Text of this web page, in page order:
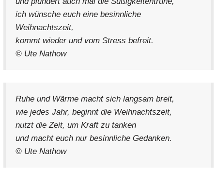
ich wünsche euch eine besinnliche
Weihnachtszeit,
kommt wieder und vom Stress befreit.
© Ute Nathow
Ruhe und Wärme macht sich langsam breit,
wie jedes Jahr, beginnt die Weihnachtszeit,
nutzt die Zeit, um Kraft zu tanken
und macht euch nur besinnliche Gedanken.
© Ute Nathow